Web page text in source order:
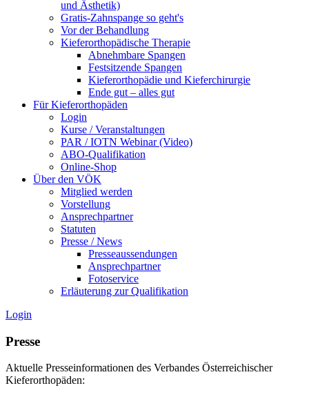
und Ästhetik)
Gratis-Zahnspange so geht's
Vor der Behandlung
Kieferorthopädische Therapie
Abnehmbare Spangen
Festsitzende Spangen
Kieferorthopädie und Kieferchirurgie
Ende gut – alles gut
Für Kieferorthopäden
Login
Kurse / Veranstaltungen
PAR / IOTN Webinar (Video)
ABO-Qualifikation
Online-Shop
Über den VÖK
Mitglied werden
Vorstellung
Ansprechpartner
Statuten
Presse / News
Presseaussendungen
Ansprechpartner
Fotoservice
Erläuterung zur Qualifikation
Login
Presse
Aktuelle Presseinformationen des Verbandes Österreichischer
Kieferorthopäden: